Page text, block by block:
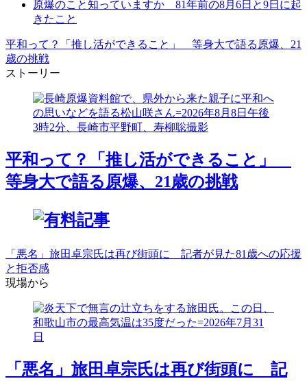
原爆のこと知っていますか 81年前の8月6日と9日に起
きたこと
平和って？「推し活ができること」 等身大で語る原爆、21
歳の挑戦
ストーリー
平和って？「推し活ができること」
等身大で語る原爆、21歳の挑戦
「悪名」旅田卓宗氏は再び街頭に 記者が見た81歳への応援
と拒否感
現場から
「悪名」旅田卓宗氏は再び街頭に 記